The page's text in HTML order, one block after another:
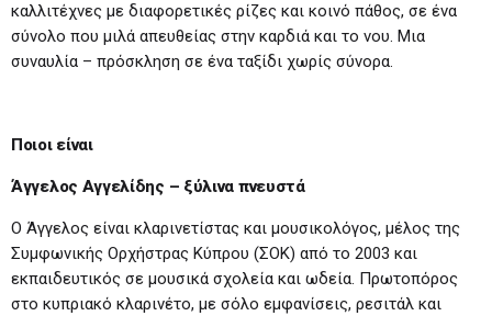
καλλιτέχνες με διαφορετικές ρίζες και κοινό πάθος, σε ένα
σύνολο που μιλά απευθείας στην καρδιά και το νου. Μια
συναυλία – πρόσκληση σε ένα ταξίδι χωρίς σύνορα.
Ποιοι είναι
Άγγελος Αγγελίδης – ξύλινα πνευστά
Ο Άγγελος είναι κλαρινετίστας και μουσικολόγος, μέλος της
Συμφωνικής Ορχήστρας Κύπρου (ΣΟΚ) από το 2003 και
εκπαιδευτικός σε μουσικά σχολεία και ωδεία. Πρωτοπόρος
στο κυπριακό κλαρινέτο, με σόλο εμφανίσεις, ρεσιτάλ και